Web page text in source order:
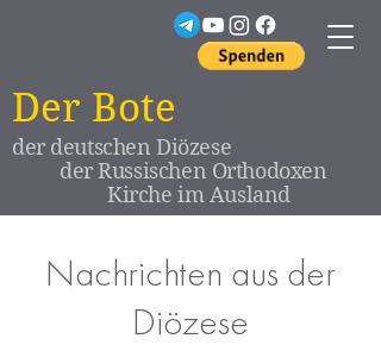
Der Bote
der deutschen Diözese
der Russischen Orthodoxen
Kirche im Ausland
Nachrichten aus der
Diözese